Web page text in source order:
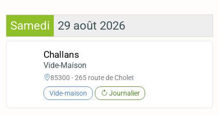
Samedi 29 août 2026
Challans
Vide-Maison
85300 - 265 route de Cholet
Vide-maison Journalier